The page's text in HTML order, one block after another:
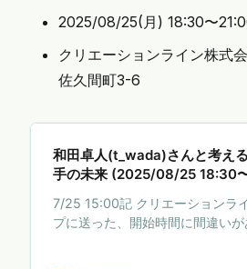
2025/08/25(月) 18:30〜
クリエーションライン株式
佐久間町3-6
和田卓人(t_wada)さんと考え
手の未来 (2025/08/25 18:30
7/25 15:00記 クリエーションラ
プに送った、開始時間に間違い